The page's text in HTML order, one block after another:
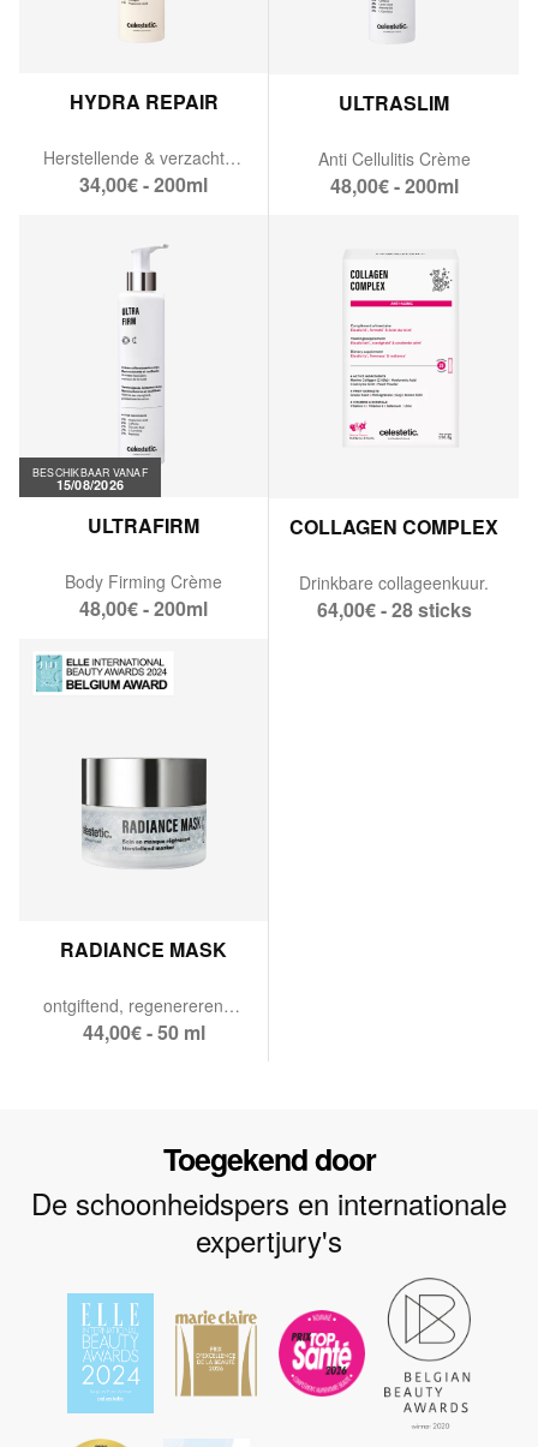
HYDRA REPAIR
Herstellende & verzachtende vochtinbrengende lichaamscrème
34,00€ - 200ml
ULTRASLIM
Anti Cellulitis Crème
48,00€ - 200ml
BESCHIKBAAR VANAF
15/08/2026
ULTRAFIRM
Body Firming Crème
48,00€ - 200ml
COLLAGEN COMPLEX
Drinkbare collageenkuur.
64,00€ - 28 sticks
RADIANCE MASK
ontgiftend, regenererend & DNA-beschermend masker.
44,00€ - 50 ml
Toegekend door
De schoonheidspers en internationale
expertjury's